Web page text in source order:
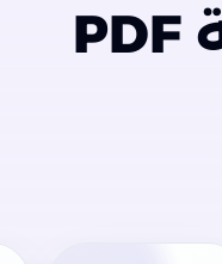
ابريل 2025 بصيغة PDF